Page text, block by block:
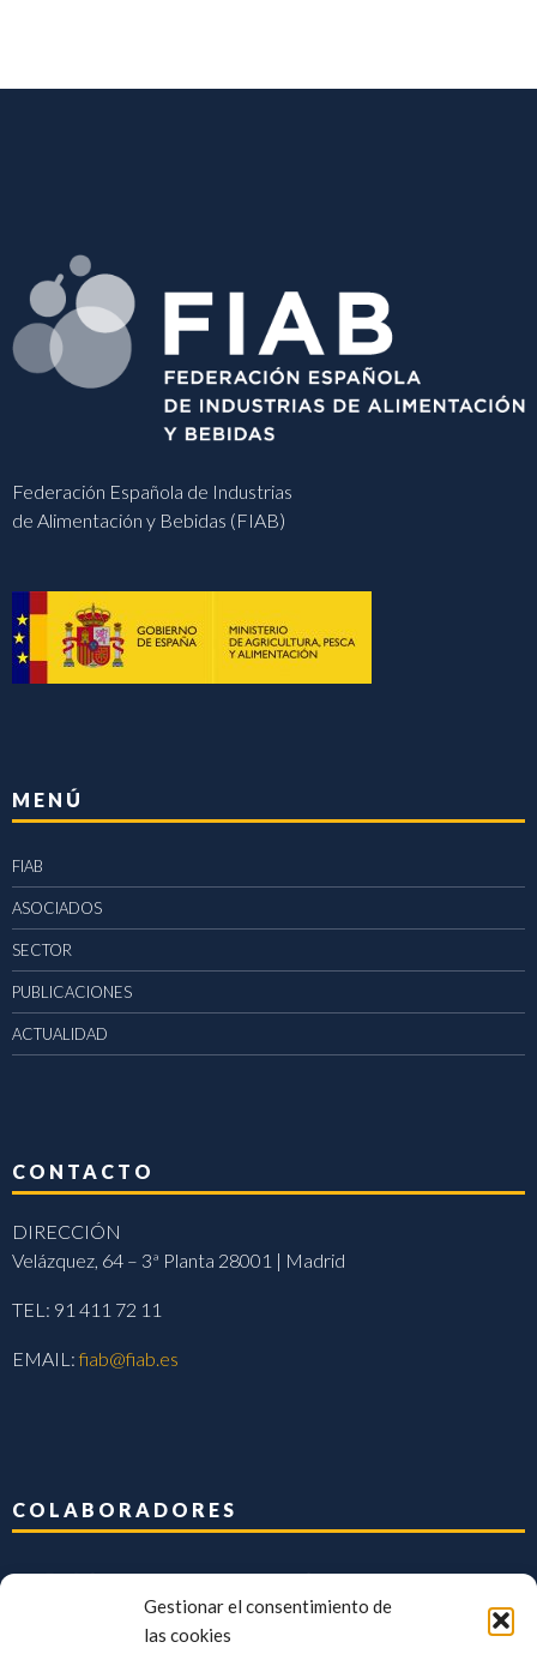
Gestionar el consentimiento de
las cookies
Federación Española de Industrias
de Alimentación y Bebidas (FIAB)
MENÚ
FIAB
ASOCIADOS
SECTOR
PUBLICACIONES
ACTUALIDAD
CONTACTO
DIRECCIÓN
Velázquez, 64 – 3ª Planta 28001 | Madrid
TEL: 91 411 72 11
EMAIL:fiab@fiab.es
COLABORADORES